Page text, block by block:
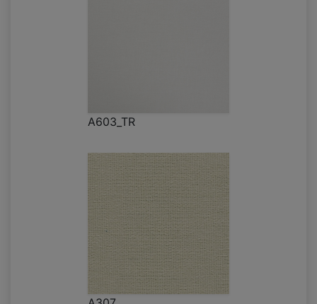
A603_TR